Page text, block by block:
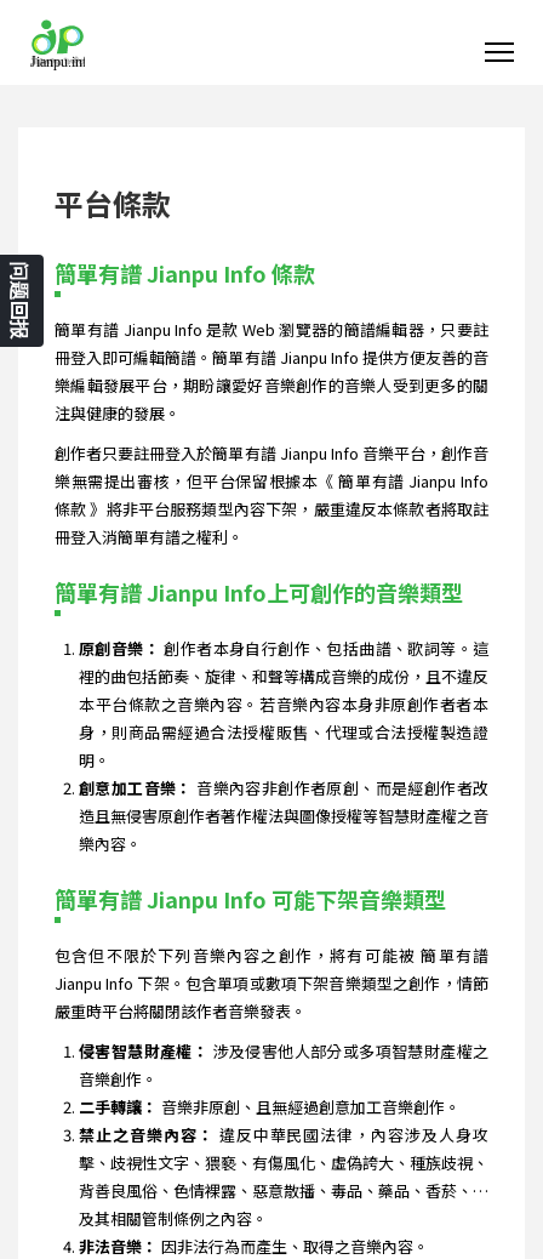
平台條款
簡單有譜 Jianpu Info 條款
簡單有譜 Jianpu Info 是款 Web 瀏覽器的簡譜編輯器，只要註
冊登入即可編輯簡譜。簡單有譜 Jianpu Info 提供方便友善的音
樂編輯發展平台，期盼讓愛好音樂創作的音樂人受到更多的關
注與健康的發展。
創作者只要註冊登入於簡單有譜 Jianpu Info 音樂平台，創作音
樂無需提出審核，但平台保留根據本《 簡單有譜 Jianpu Info
條款 》將非平台服務類型內容下架，嚴重違反本條款者將取註
冊登入消簡單有譜之權利。
簡單有譜 Jianpu Info上可創作的音樂類型
原創音樂： 創作者本身自行創作、包括曲譜、歌詞等。這
裡的曲包括節奏、旋律、和聲等構成音樂的成份，且不違反
本平台條款之音樂內容。若音樂內容本身非原創作者者本
身，則商品需經過合法授權販售、代理或合法授權製造證
明。
創意加工音樂： 音樂內容非創作者原創、而是經創作者改
造且無侵害原創作者著作權法與圖像授權等智慧財產權之音
樂內容。
簡單有譜 Jianpu Info 可能下架音樂類型
包含但不限於下列音樂內容之創作，將有可能被 簡單有譜
Jianpu Info 下架。包含單項或數項下架音樂類型之創作，情節
嚴重時平台將關閉該作者音樂發表。
侵害智慧財產權： 涉及侵害他人部分或多項智慧財產權之
音樂創作。
二手轉讓： 音樂非原創、且無經過創意加工音樂創作。
禁止之音樂內容： 違反中華民國法律，內容涉及人身攻
擊、歧視性文字、猥褻、有傷風化、虛偽誇大、種族歧視、
背善良風俗、色情裸露、惡意散播、毒品、藥品、香菸、…
及其相關管制條例之內容。
非法音樂： 因非法行為而產生、取得之音樂內容。
问题回报